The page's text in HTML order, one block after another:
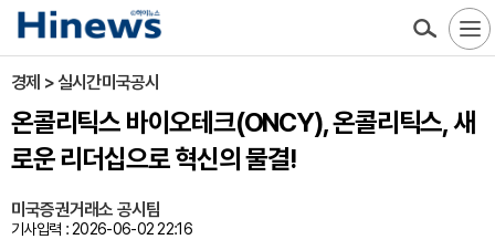
경제 > 실시간미국공시
온콜리틱스 바이오테크(ONCY), 온콜리틱스, 새
로운 리더십으로 혁신의 물결!
미국증권거래소 공시팀
기사입력 : 2026-06-02 22:16